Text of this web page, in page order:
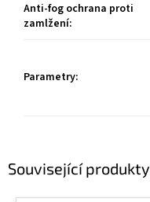
Související produkty
Anti-fog ochrana proti
zamlžení:
Parametry: